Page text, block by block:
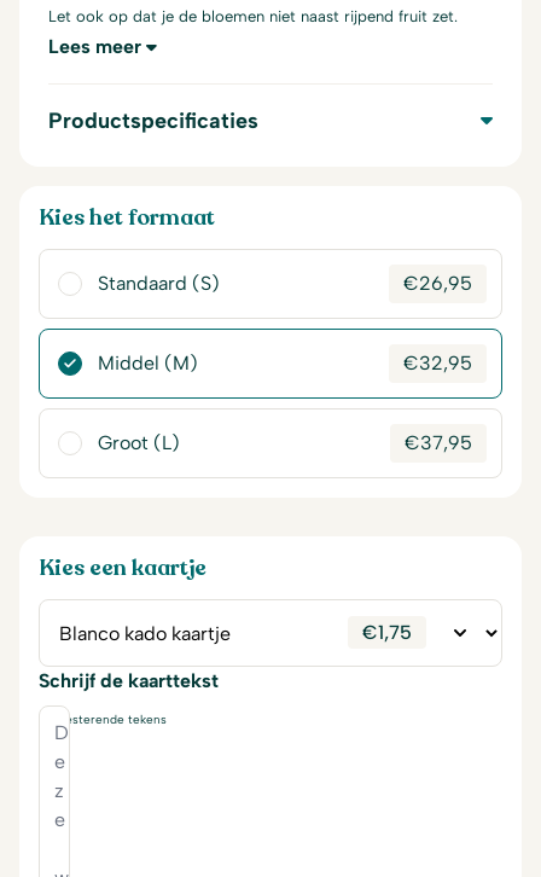
Let ook op dat je de bloemen niet naast rijpend fruit zet.
Lees meer
Productspecificaties
Kies het formaat
Standaard (S) €26,95
Middel (M) €32,95
Groot (L) €37,95
Kies een kaartje
€1,75
Schrijf de kaarttekst
resterende tekens